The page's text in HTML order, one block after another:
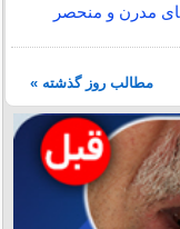
مدرن و منحصر
مطالب روز گذشته »